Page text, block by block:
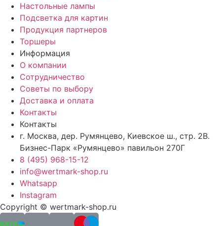
Настольные лампы
Подсветка для картин
Продукция партнеров
Торшеры
Информация
О компании
Сотрудничество
Советы по выбору
Доставка и оплата
Контакты
Контакты
г. Москва, дер. Румянцево, Киевское ш., стр. 2В.
Бизнес-Парк «Румянцево» павильон 270Г
8 (495) 968-15-12
info@wertmark-shop.ru
Whatsapp
Instagram
Copyright © wertmark-shop.ru